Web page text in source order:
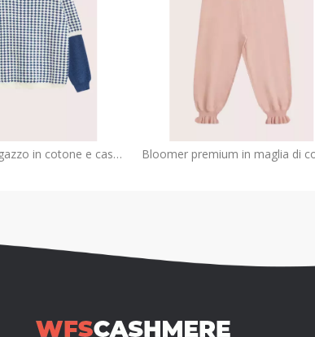
Pullover da ragazzo in cotone e cashmere patchwork a scacchiera blu | OEM di maglieria per bambini con intarsio